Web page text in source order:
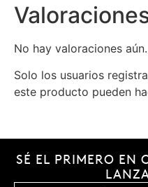
No hay valoraciones aún.
Solo los usuarios
este producto pueden
SÉ EL PRIMERO EN